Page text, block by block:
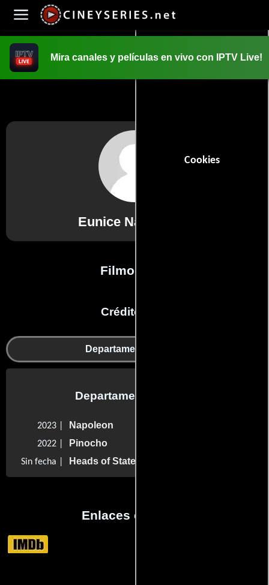
Cookies
Mira canales y películas en vivo con IPTV Live!
Eunice Naddamba
Filmografía
Créditos en:
Departamento de arte
Departamento de arte
2023 | Napoleon
2022 | Pinocho
Sin fecha | Heads of State
Enlaces externos